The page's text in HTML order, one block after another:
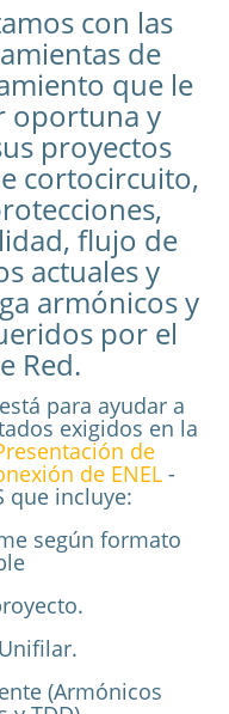
con las
de
que le
oportuna y
proyectos
cortocircuito,
flujo de
actuales y
armónicos y
por el
Red.
para ayudar a
exigidos en la
de
de ENEL -
que incluye:
según formato
(Armónicos